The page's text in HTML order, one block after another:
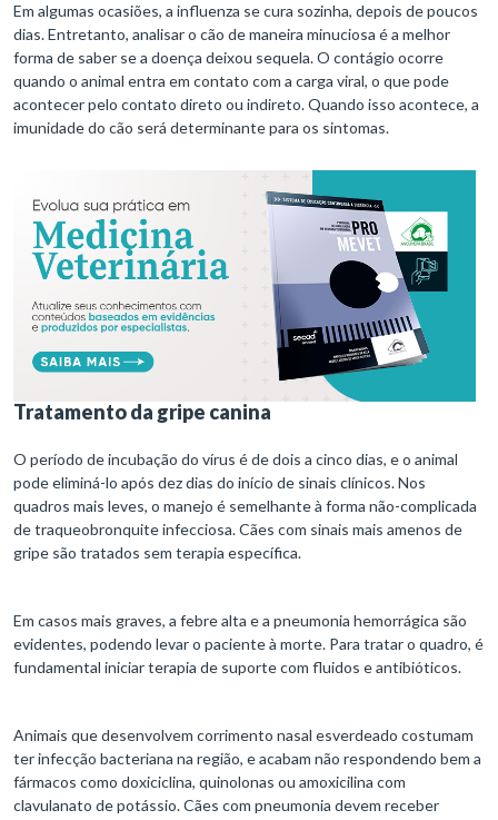
Em algumas ocasiões, a influenza se cura sozinha, depois de poucos
dias. Entretanto, analisar o cão de maneira minuciosa é a melhor
forma de saber se a doença deixou sequela. O contágio ocorre
quando o animal entra em contato com a carga viral, o que pode
acontecer pelo contato direto ou indireto. Quando isso acontece, a
imunidade do cão será determinante para os sintomas.
Tratamento da gripe canina
O período de incubação do vírus é de dois a cinco dias, e o animal
pode eliminá-lo após dez dias do início de sinais clínicos. Nos
quadros mais leves, o manejo é semelhante à forma não-complicada
de traqueobronquite infecciosa. Cães com sinais mais amenos de
gripe são tratados sem terapia específica.
Em casos mais graves, a febre alta e a pneumonia hemorrágica são
evidentes, podendo levar o paciente à morte. Para tratar o quadro, é
fundamental iniciar terapia de suporte com fluidos e antibióticos.
Animais que desenvolvem corrimento nasal esverdeado costumam
ter infecção bacteriana na região, e acabam não respondendo bem a
fármacos como doxiciclina, quinolonas ou amoxicilina com
clavulanato de potássio. Cães com pneumonia devem receber